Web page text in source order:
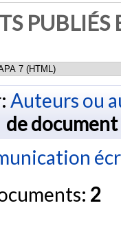
PUBLIÉS
Auteurs ou
de document
2